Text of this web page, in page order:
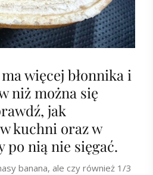
więcej błonnika i
niż można się
jak
kuchni oraz w
po nią nie sięgać.
banana, ale czy również 1/3